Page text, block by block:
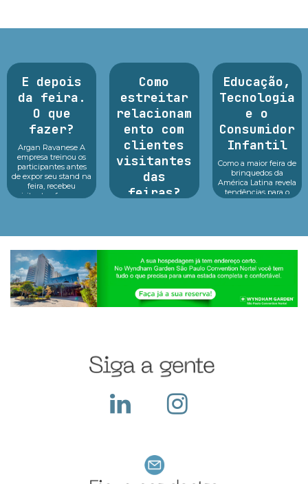
E depois
da feira.
O que
fazer?
Argan Ravanese A
empresa treinou os
participantes antes
de expor seu stand na
feira, recebeu
visitantes, fez o seu
Como
estreitar
relacionam
ento com
clientes
visitantes
das
feiras?
recebe diversos
visitantes em seu
stand, apresenta seus
produtos e serviços,
ocorre a troca de
cartões e...
Educação,
Tecnologia
e o
Consumidor
Infantil
Como a maior feira de
brinquedos da
América Latina revela
tendências para o
futuro das crianças